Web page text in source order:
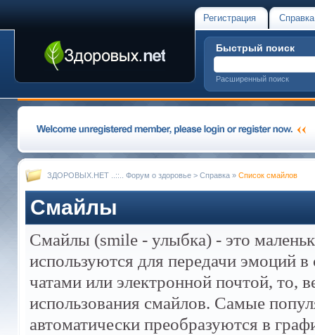
Регистрация Справка
Быстрый поиск
Расширенный поиск
ЗДОРОВЫХ.НЕТ ..::.. Форум о здоровье > Справка » Список смайлов
Смайлы
Смайлы (smile - улыбка) - это
используются для передачи эмоций
чатами или электронной почтой, то,
использования смайлов. Самые
автоматически преобразуются в